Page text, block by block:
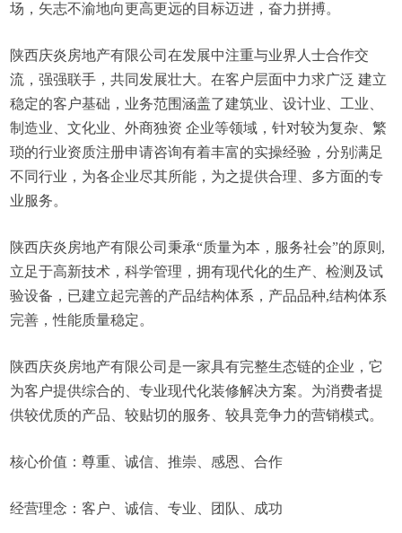
场，矢志不渝地向更高更远的目标迈进，奋力拼搏。
陕西庆炎房地产有限公司在发展中注重与业界人士合作交
流，强强联手，共同发展壮大。在客户层面中力求广泛 建立
稳定的客户基础，业务范围涵盖了建筑业、设计业、工业、
制造业、文化业、外商独资 企业等领域，针对较为复杂、繁
琐的行业资质注册申请咨询有着丰富的实操经验，分别满足
不同行业，为各企业尽其所能，为之提供合理、多方面的专
业服务。
陕西庆炎房地产有限公司秉承“质量为本，服务社会”的原则,
立足于高新技术，科学管理，拥有现代化的生产、检测及试
验设备，已建立起完善的产品结构体系，产品品种,结构体系
完善，性能质量稳定。
陕西庆炎房地产有限公司是一家具有完整生态链的企业，它
为客户提供综合的、专业现代化装修解决方案。为消费者提
供较优质的产品、较贴切的服务、较具竞争力的营销模式。
核心价值：尊重、诚信、推崇、感恩、合作
经营理念：客户、诚信、专业、团队、成功